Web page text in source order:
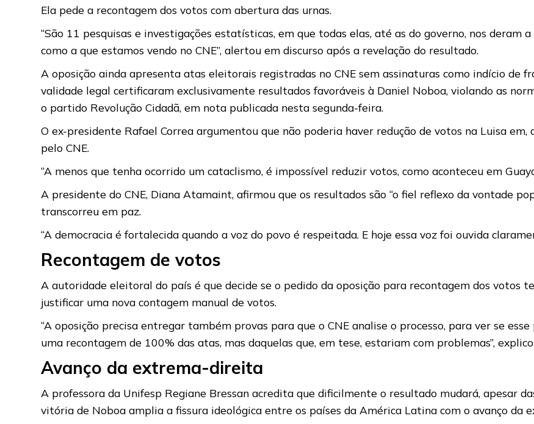
Ela pede a recontagem dos votos com abertura das urnas.
“São 11 pesquisas e investigações estatísticas, em que todas elas, até as do governo, nos deram
como a que estamos vendo no CNE”, alertou em discurso após a revelação do resultado.
A oposição ainda apresenta atas eleitorais registradas no CNE sem assinaturas como indício de
validade legal certificaram exclusivamente resultados favoráveis à Daniel Noboa, violando as
o partido Revolução Cidadã, em nota publicada nesta segunda-feira.
O ex-presidente Rafael Correa argumentou que não poderia haver redução de votos na Luisa
pelo CNE.
“A menos que tenha ocorrido um cataclismo, é impossível reduzir votos, como aconteceu em
A presidente do CNE, Diana Atamaint, afirmou que os resultados são “o fiel reflexo da vontade
transcorreu em paz.
“A democracia é fortalecida quando a voz do povo é respeitada. E hoje essa voz foi ouvida
Recontagem de votos
A autoridade eleitoral do país é que decide se o pedido da oposição para recontagem dos votos
justificar uma nova contagem manual de votos.
“A oposição precisa entregar também provas para que o CNE analise o processo, para ver se
uma recontagem de 100% das atas, mas daquelas que, em tese, estariam com problemas”,
Avanço da extrema-direita
A professora da Unifesp Regiane Bressan acredita que dificilmente o resultado mudará, apesar
vitória de Noboa amplia a fissura ideológica entre os países da América Latina com o avanço da